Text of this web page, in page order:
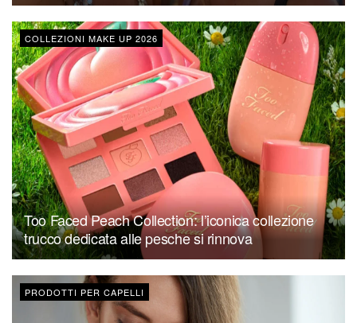
COLLEZIONI MAKE UP 2026
Too Faced Peach Collection: l’iconica collezione
trucco dedicata alle pesche si rinnova
PRODOTTI PER CAPELLI